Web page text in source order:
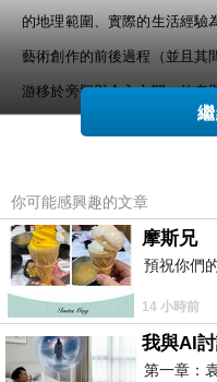
的地理範圍、實際的生活經驗
藝術創作的前後過程（並且其
游移於旁觀與介入之間、他者
式記憶，以及在這項計畫的進
乎都已認定不太有翻盤的可
說，對從去年底開始，陸續
《拆除中》面對的並非抗爭
場；譬如古知典的〈我鋼筋
場，撿鋼筋去賣的人；陳顥仁
貼滿日曆，坐在角落一動也不
你可能感興趣的文章
摩斯兄
預祝你們
14 小時前
我與AI
第一章：